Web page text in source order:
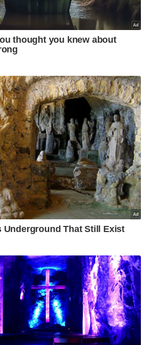
Sinar Harian.Klik di sini!